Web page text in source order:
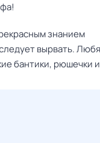
знанием
вырвать.
бантики, рюшечки